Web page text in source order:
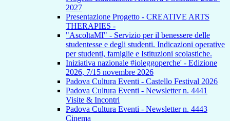
2027
Presentazione Progetto - CREATIVE ARTS
THERAPIES -
"AscoltaMI" - Servizio per il benessere delle
studentesse e degli studenti. Indicazioni operative
per studenti, famiglie e Istituzioni scolastiche.
Iniziativa nazionale #ioleggoperche' - Edizione
2026, 7/15 novembre 2026
Padova Cultura Eventi - Castello Festival 2026
Padova Cultura Eventi - Newsletter n. 4441
Visite & Incontri
Padova Cultura Eventi - Newsletter n. 4443
Cinema